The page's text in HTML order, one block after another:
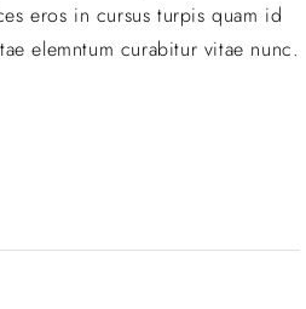
eros in cursus turpis quam id
elemntum curabitur vitae nunc.